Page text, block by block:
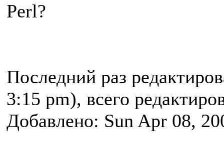
Perl?
Последний раз
3:15 pm), всего
Добавлено: Sun Apr 08,